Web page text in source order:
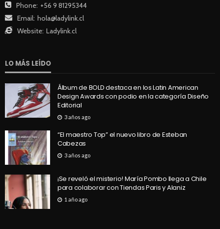
Phone: +56 9 81295344
Email: hola@ladylink.cl
Website: Ladylink.cl
LO MÁS LEÍDO
Álbum de BOLD destaca en los Latin American
Design Awards con podio en la categoría Diseño
Editorial
3 años ago
“El maestro Top” el nuevo libro de Esteban
Cabezas
3 años ago
¡Se reveló el misterio! María Pombo llega a Chile
para colaborar con Tiendas Paris y Alaniz
1 año ago